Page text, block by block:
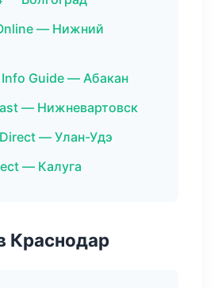
— Нижний
Guide — Абакан
— Нижневартовск
— Улан-Удэ
— Калуга
Краснодар